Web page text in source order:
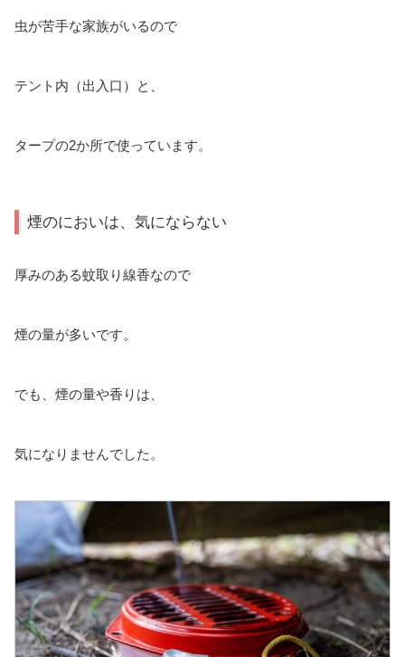
虫が苦手な家族がいるので
テント内（出入口）と、
タープの2か所で使っています。
煙のにおいは、気にならない
厚みのある蚊取り線香なので
煙の量が多いです。
でも、煙の量や香りは、
気になりませんでした。